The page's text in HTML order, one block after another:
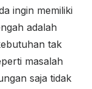
ingin memiliki
adalah
tak
masalah
saja tidak